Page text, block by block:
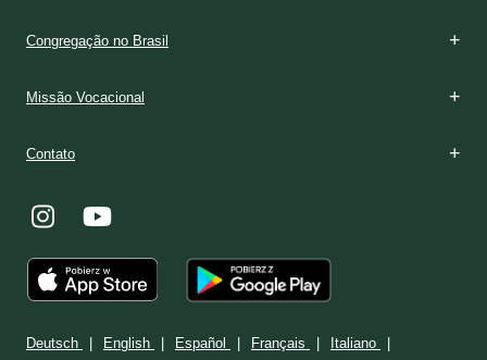
Congregação no Brasil
Missão Vocacional
Contato
Deutsch English Español Français Italiano